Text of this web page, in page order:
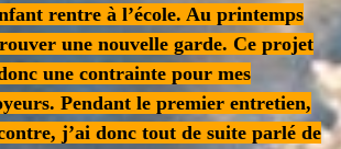
rentre à l’école. Au printemps
une nouvelle garde. Ce projet
une contrainte pour mes
Pendant le premier entretien,
j’ai donc tout de suite parlé de